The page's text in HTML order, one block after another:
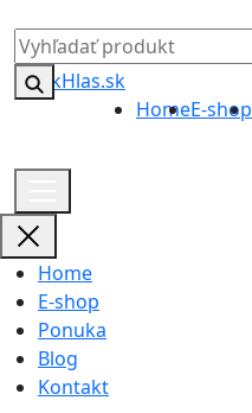
HomeE-shop
Home
E-shop
Ponuka
Blog
Kontakt